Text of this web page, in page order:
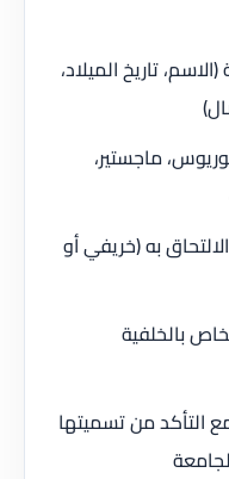
تاريخ الميلاد،
ماجستير،
به (خريفي أو
بالخلفية
التأكد من تسميتها